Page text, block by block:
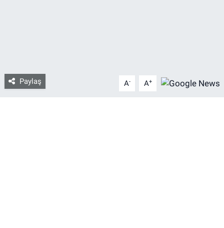
Paylaş A- A+
İletişim (Künye)